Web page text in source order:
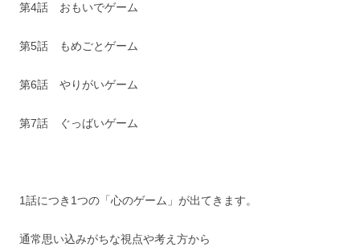
第4話 おもいでゲーム
第5話 もめごとゲーム
第6話 やりがいゲーム
第7話 ぐっばいゲーム
1話につき1つの「心のゲーム」が出てきます。
通常思い込みがちな視点や考え方から